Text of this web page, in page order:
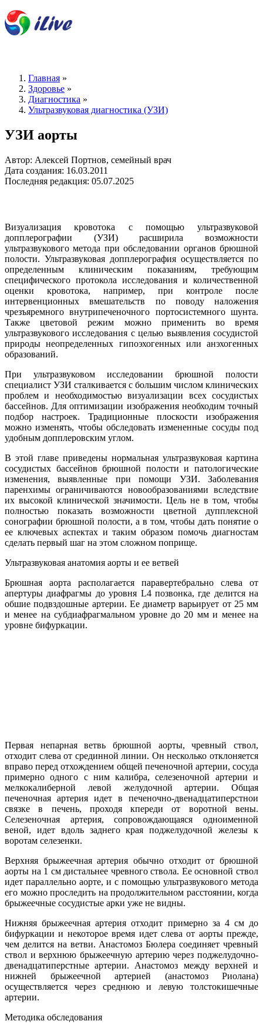
Главная »
Здоровье »
Диагностика »
Ультразвуковая диагностика (УЗИ)
УЗИ аорты
Автор: Алексей Портнов, семейный врач
Дата создания: 16.03.2011
Последняя редакция: 05.07.2025
Визуализация кровотока с помощью ультразвуковой
допплерографии (УЗИ) расширила возможности
ультразвукового метода при обследовании органов брюшной
полости. Ультразвуковая допплерография осуществляется по
определенным клиническим показаниям, требующим
специфического протокола исследования и количественной
оценки кровотока, например, при контроле после
интервенционных вмешательств по поводу наложения
чрезъяремного внутрипеченочного портосистемного шунта.
Также цветовой режим можно применить во время
ультразвукового исследования с целью выявления сосудистой
природы неопределенных гипоэхогенных или анэхогенных
образований.
При ультразвуковом исследовании брюшной полости
специалист УЗИ сталкивается с большим числом клинических
проблем и необходимостью визуализации всех сосудистых
бассейнов. Для оптимизации изображения необходим точный
подбор настроек. Традиционные плоскости изображения
можно изменять, чтобы обследовать измененные сосуды под
удобным допплеровским углом.
В этой главе приведены нормальная ультразвуковая картина
сосудистых бассейнов брюшной полости и патологические
изменения, выявленные при помощи УЗИ. Заболевания
паренхимы ограничиваются новообразованиями вследствие
их высокой клинической значимости. Цель не в том, чтобы
полностью показать возможности цветной дупплексной
сонографии брюшной полости, а в том, чтобы дать понятие о
ее ключевых аспектах и таким образом помочь диагностам
сделать первый шаг на этом сложном поприще.
Ультразвуковая анатомия аорты и ее ветвей
Брюшная аорта располагается паравертебрально слева от
апертуры диафрагмы до уровня L4 позвонка, где делится на
обшие подвздошные артерии. Ее диаметр варьирует от 25 мм
и менее на субдиафрагмальном уровне до 20 мм и менее на
уровне бифуркации.
Первая непарная ветвь брюшной аорты, чревный ствол,
отходит слева от срединной линии. Он несколько отклоняется
вправо перед отхождением общей печеночной артерии, сосуда
примерно одного с ним калибра, селезеночной артерии и
мелкокалиберной левой желудочной артерии. Общая
печеночная артерия идет в печеночно-двенадцатиперстнои
связке в печень, проходя кпереди от воротной вены.
Селезеночная артерия, сопровождающаяся одноименной
веной, идет вдоль заднего края поджелудочной железы к
воротам селезенки.
Верхняя брыжеечная артерия обычно отходит от брюшной
аорты на 1 см дистальнее чревного ствола. Ее основной ствол
идет параллельно аорте, и с помощью ультразвукового метода
его можно проследить на продолжительном расстоянии, когда
брыжеечные сосудистые арки уже не видны.
Нижняя брыжеечная артерия отходит примерно за 4 см до
бифуркации и некоторое время идет слева от аорты прежде,
чем делится на ветви. Анастомоз Бюлера соединяет чревный
ствол и верхнюю брыжеечную артерию через поджелудочно-
двенадцатиперстные артерии. Анастомоз между верхней и
нижней брыжеечной артерией (анастомоз Риолана)
осуществляется через среднюю и левую толстокишечные
артерии.
Методика обследования